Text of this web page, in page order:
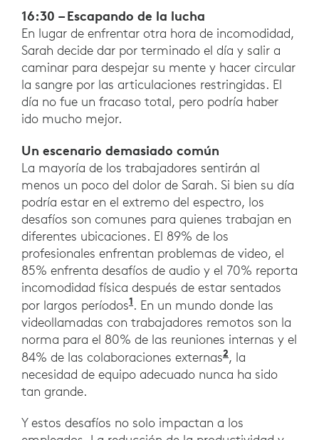
16:30 – Escapando de la lucha
En lugar de enfrentar otra hora de incomodidad,
Sarah decide dar por terminado el día y salir a
caminar para despejar su mente y hacer circular
la sangre por las articulaciones restringidas. El
día no fue un fracaso total, pero podría haber
ido mucho mejor.
Un escenario demasiado común
La mayoría de los trabajadores sentirán al
menos un poco del dolor de Sarah. Si bien su día
podría estar en el extremo del espectro, los
desafíos son comunes para quienes trabajan en
diferentes ubicaciones. El 89% de los
profesionales enfrentan problemas de video, el
85% enfrenta desafíos de audio y el 70% reporta
incomodidad física después de estar sentados
por largos períodos1. En un mundo donde las
videollamadas con trabajadores remotos son la
norma para el 80% de las reuniones internas y el
84% de las colaboraciones externas2, la
necesidad de equipo adecuado nunca ha sido
tan grande.
Y estos desafíos no solo impactan a los